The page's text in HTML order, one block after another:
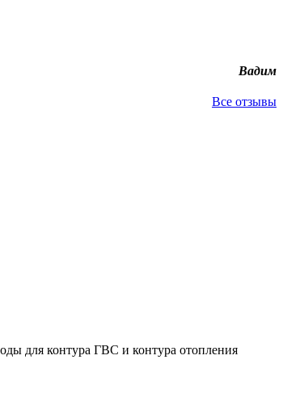
Вадим
Все отзывы
для контура ГВС и контура отопления